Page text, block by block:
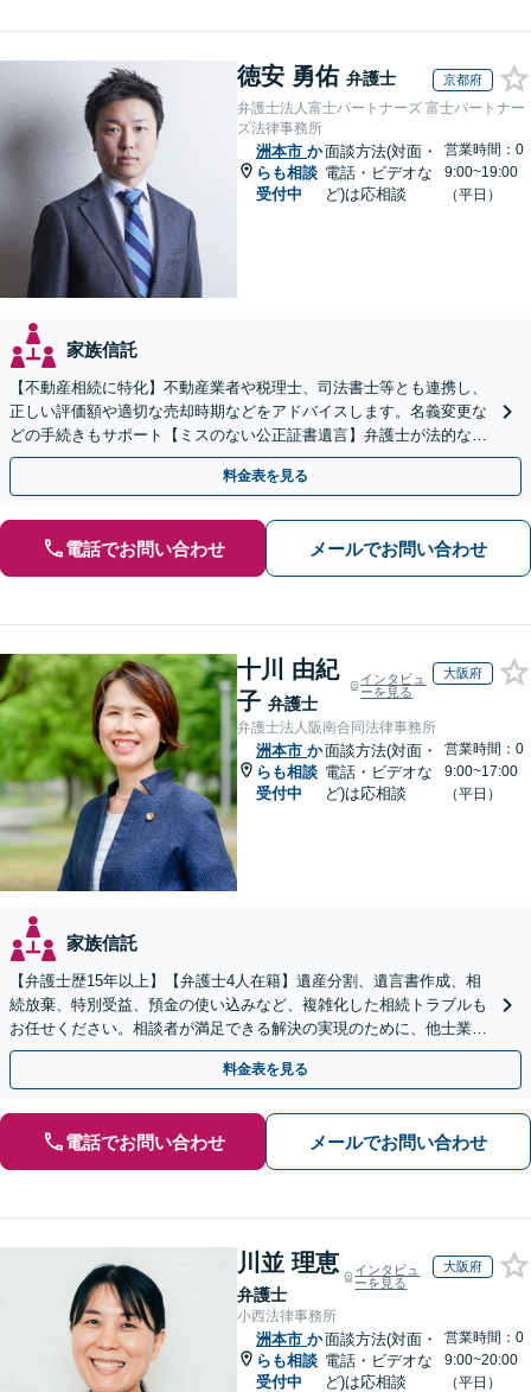
徳安 勇佑 弁護士 京都府
弁護士法人富士パートナーズ 富士パートナー
ズ法律事務所
洲本市 か
らも相談
受付中
面談方法(対面・
電話・ビデオな
ど)は応相談
営業時間：0
9:00~19:00
（平日）
家族信託
【不動産相続に特化】不動産業者や税理士、司法書士等とも連携し、
正しい評価額や適切な売却時期などをアドバイスします。名義変更な
どの手続きもサポート【ミスのない公正証書遺言】弁護士が法的な観
点から遺言書を作成します。
料金表を見る
電話でお問い合わせ メールでお問い合わせ
十川 由紀
子 弁護士
インタビュ
ーを見る
大阪府
弁護士法人阪南合同法律事務所
洲本市 か
らも相談
受付中
面談方法(対面・
電話・ビデオな
ど)は応相談
営業時間：0
9:00~17:00
（平日）
家族信託
【弁護士歴15年以上】【弁護士4人在籍】遺産分割、遺言書作成、相
続放棄、特別受益、預金の使い込みなど、複雑化した相続トラブルも
お任せください。相談者が満足できる解決の実現のために、他士業と
連携し最善を尽くします【完全個室】
料金表を見る
電話でお問い合わせ メールでお問い合わせ
川並 理恵
弁護士
インタビュ
ーを見る
大阪府
小西法律事務所
洲本市 か
らも相談
受付中
面談方法(対面・
電話・ビデオな
ど)は応相談
営業時間：0
9:00~20:00
（平日）